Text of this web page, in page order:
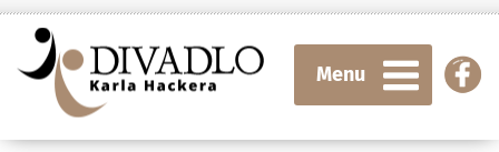
Menu